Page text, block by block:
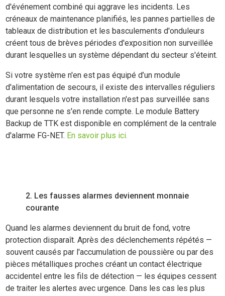
d'événement combiné qui aggrave les incidents. Les
créneaux de maintenance planifiés, les pannes partielles de
tableaux de distribution et les basculements d'onduleurs
créent tous de brèves périodes d'exposition non surveillée
durant lesquelles un système dépendant du secteur s'éteint.
Si votre système n'en est pas équipé d’un module
d'alimentation de secours, il existe des intervalles réguliers
durant lesquels votre installation n'est pas surveillée sans
que personne ne s'en rende compte. Le module Battery
Backup de TTK est disponible en complément de la centrale
d'alarme FG-NET. En savoir plus ici.
2. Les fausses alarmes deviennent monnaie
courante
Quand les alarmes deviennent du bruit de fond, votre
protection disparaît. Après des déclenchements répétés —
souvent causés par l'accumulation de poussière ou par des
pièces métalliques proches créant un contact électrique
accidentel entre les fils de détection — les équipes cessent
de traiter les alertes avec urgence. Dans les cas les plus